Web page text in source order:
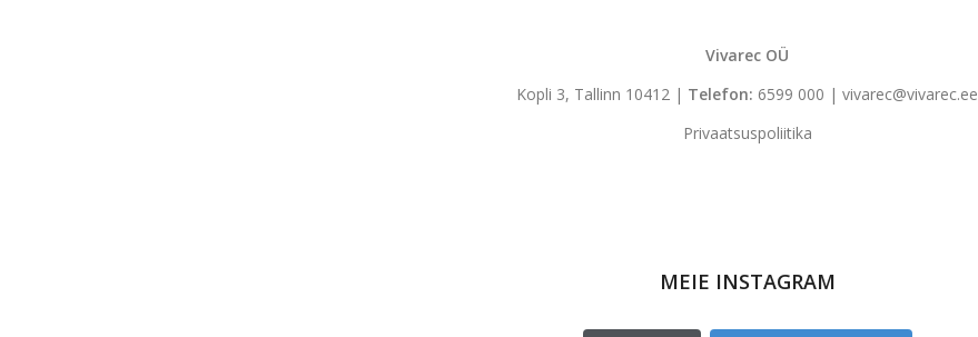
Vivarec OÜ
Kopli 3, Tallinn 10412 | Telefon: 6599 000 |vivarec@vivarec.ee
Privaatsuspoliitika
MEIE INSTAGRAM